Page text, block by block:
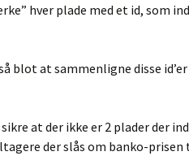
hver plade med et id, som
blot at sammenligne disse
at der ikke er 2 plader der
der slås om banko-prisen